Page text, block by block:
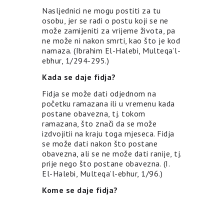
Nasljednici ne mogu postiti za tu
osobu, jer se radi o postu koji se ne
može zamijeniti za vrijeme života, pa
ne može ni nakon smrti, kao što je kod
namaza. (Ibrahim El-Halebi, Multeqa’l-
ebhur, 1/294-295.)
Kada se daje fidja?
Fidja se može dati odjednom na
početku ramazana ili u vremenu kada
postane obavezna, tj. tokom
ramazana, što znači da se može
izdvojitii na kraju toga mjeseca. Fidja
se može dati nakon što postane
obavezna, ali se ne može dati ranije, tj.
prije nego što postane obavezna. (I.
El-Halebi, Multeqa’l-ebhur, 1/96.)
Kome se daje fidja?